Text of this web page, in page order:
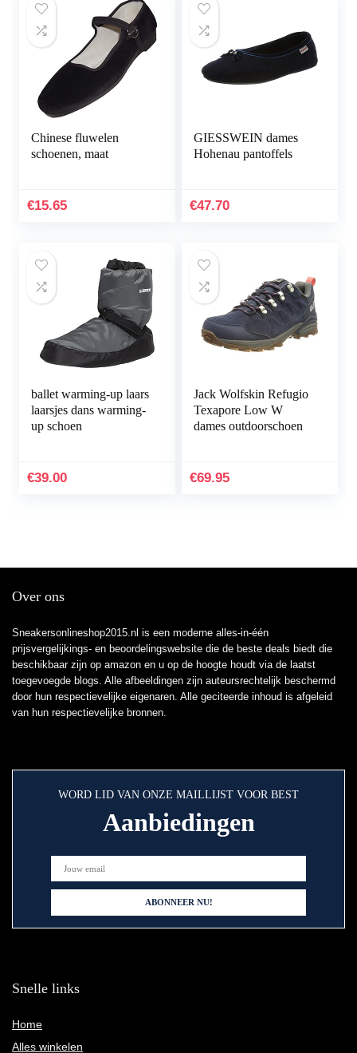
Chinese fluwelen
schoenen, maat
€15.65
GIESSWEIN dames
Hohenau pantoffels
€47.70
ballet warming-up laars
laarsjes dans warming-
up schoen
€39.00
Jack Wolfskin Refugio
Texapore Low W
dames outdoorschoen
€69.95
Over ons
Sneakersonlineshop2015.nl is een moderne alles-in-één
prijsvergelijkings- en beoordelingswebsite die de beste deals biedt die
beschikbaar zijn op amazon en u op de hoogte houdt via de laatst
toegevoegde blogs. Alle afbeeldingen zijn auteursrechtelijk beschermd
door hun respectievelijke eigenaren. Alle geciteerde inhoud is afgeleid
van hun respectievelijke bronnen.
WORD LID VAN ONZE MAILLIJST VOOR BEST
Aanbiedingen
Snelle links
Home
Alles winkelen